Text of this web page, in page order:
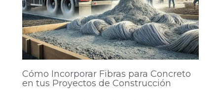
Cómo Incorporar Fibras para Concreto
en tus Proyectos de Construcción